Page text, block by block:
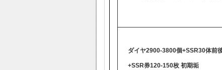
ダイヤ2900-3800個+SSR30体前
+SSR券120-150枚 初期垢